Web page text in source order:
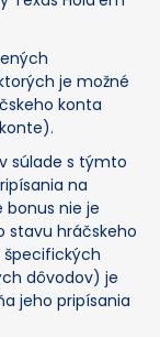
je možné
konta
súlade s týmto
na
nie je
stavu hráčskeho
špecifických
dôvodov) je
jeho pripísania